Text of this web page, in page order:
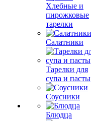
Хлебные и
пирожковые
тарелки
Салатники
Тарелки для
супа и пасты
Соусники
Блюдца